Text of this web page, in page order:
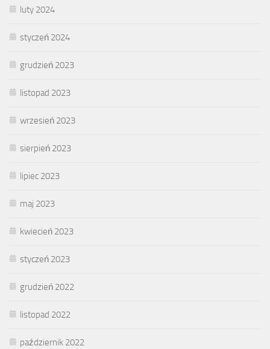
luty 2024
styczeń 2024
grudzień 2023
listopad 2023
wrzesień 2023
sierpień 2023
lipiec 2023
maj 2023
kwiecień 2023
styczeń 2023
grudzień 2022
listopad 2022
październik 2022